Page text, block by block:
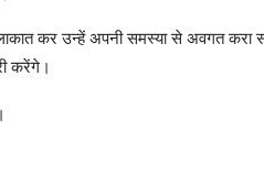
कर उन्हें अपनी समस्या से अवगत करा
करेंगे।